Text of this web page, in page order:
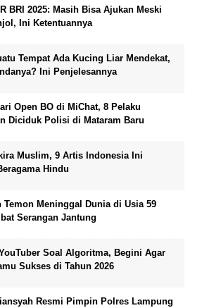
BRI 2025: Masih Bisa Ajukan Meski
Ini Ketentuannya
Tempat Ada Kucing Liar Mendekat,
Ini Penjelesannya
Open BO di MiChat, 8 Pelaku
Diciduk Polisi di Mataram Baru
Muslim, 9 Artis Indonesia Ini
Hindu
Temon Meninggal Dunia di Usia 59
Serangan Jantung
Soal Algoritma, Begini Agar
Sukses di Tahun 2026
Resmi Pimpin Polres Lampung